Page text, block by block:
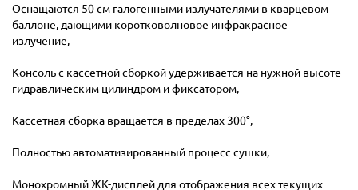
Оснащаются 50 см галогенными излучателями в кварцевом
баллоне, дающими коротковолновое инфракрасное
излучение,
Консоль с кассетной сборкой удерживается на нужной высоте
гидравлическим цилиндром и фиксатором,
Кассетная сборка вращается в пределах 300°,
Полностью автоматизированный процесс сушки,
Монохромный ЖК-дисплей для отображения всех текущих